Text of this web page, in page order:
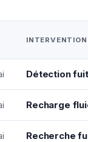
INTERVENTION
Détection
Recharge
Recherche